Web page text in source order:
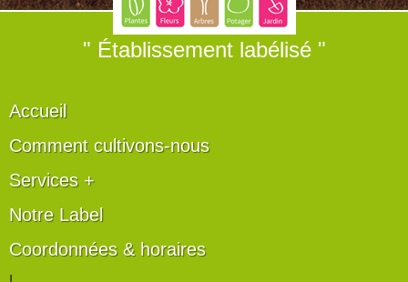
" Établissement labélisé "
Accueil
Comment cultivons-nous
Services +
Notre Label
Coordonnées & horaires